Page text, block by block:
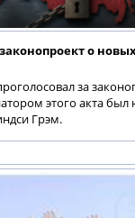
о
за
этого акта
Грэм.